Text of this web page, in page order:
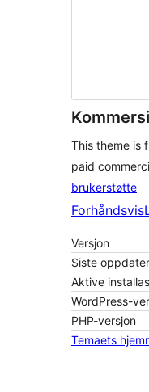
This theme is
paid
brukerstøtte
Forhåndsvis
Versjon
Siste
Aktive
WordPress-
PHP-versjon
Temaets